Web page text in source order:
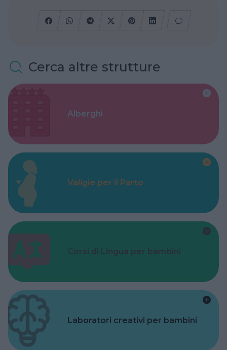
Cerca altre strutture
Alberghi
Valigie per il Parto
Corsi di Lingua per bambini
Laboratori creativi per bambini